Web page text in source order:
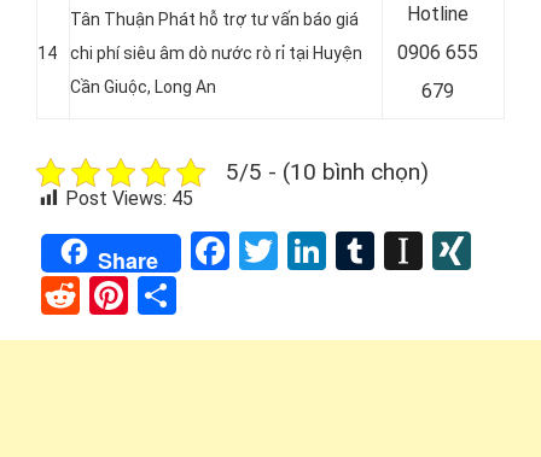
14
Tân Thuận Phát hỗ trợ tư vấn báo giá
chi phí siêu âm dò nước rò rỉ tại Huyện
Cần Giuộc, Long An
Hotline
0906 655
679
5/5 - (10 bình chọn)
Post Views: 45
Share Facebook
TwitterLinkedIn
Tumblr
RedditPinterest